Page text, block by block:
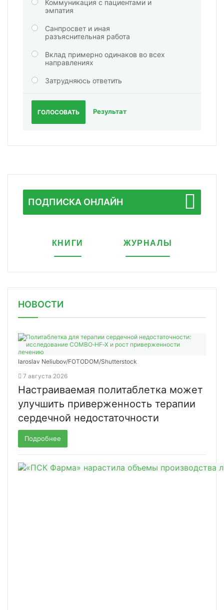
Коммуникация с пациентами и
эмпатия
Санпросвет и иная
разъяснительная работа
Вклад примерно одинаков во всех
направлениях
Затрудняюсь ответить
ГОЛОСОВАТЬ Результат
ПОДПИСКА ОНЛАЙН
КНИГИ ЖУРНАЛЫ
НОВОСТИ
Iaroslav Neliubov/FOTODOM/Shutterstoсk
7 августа 2026
Настраиваемая политаблетка может
улучшить приверженность терапии
сердечной недостаточности
Подробнее